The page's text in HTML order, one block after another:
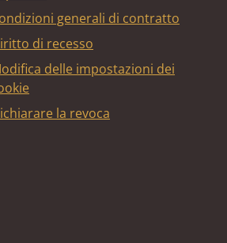
generali di contratto
di recesso
delle impostazioni dei
la revoca